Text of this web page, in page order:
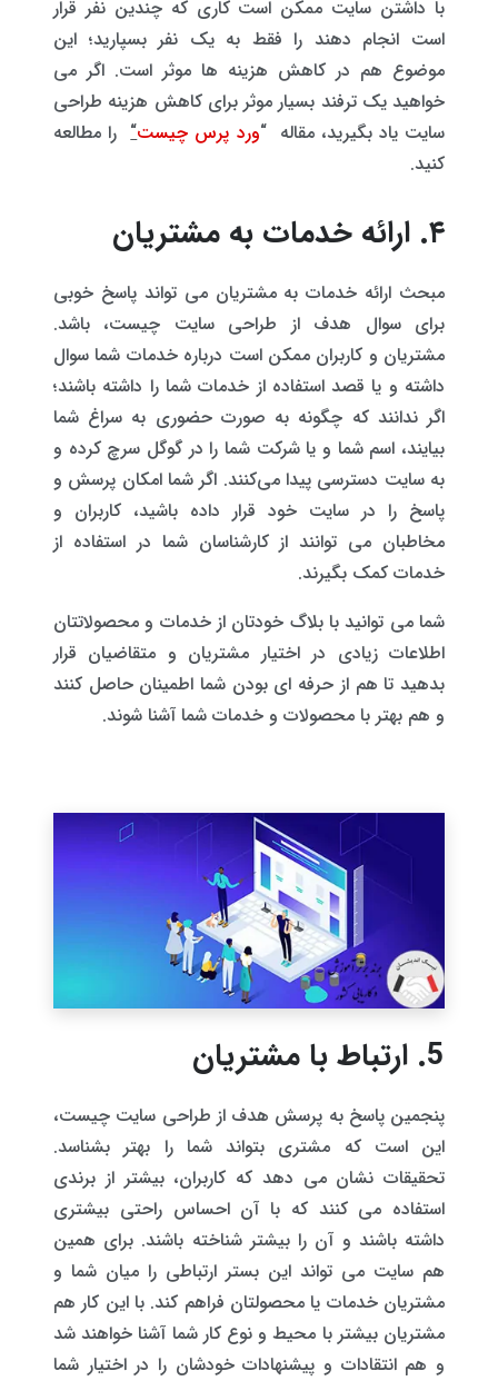
با داشتن سایت ممکن است کاری که چندین نفر قرار
است انجام دهند را فقط به یک نفر بسپارید؛ این
موضوع هم در کاهش هزینه ها موثر است. اگر می
خواهید یک ترفند بسیار موثر برای کاهش هزینه طراحی
سایت یاد بگیرید، مقاله “ورد پرس چیست“را مطالعه
کنید.
۴. ارائه خدمات به مشتریان
مبحث ارائه خدمات به مشتریان می تواند پاسخ خوبی
برای سوال هدف از طراحی سایت چیست، باشد.
مشتریان و کاربران ممکن است درباره خدمات شما سوال
داشته و یا قصد استفاده از خدمات شما را داشته باشند؛
اگر ندانند که چگونه به صورت حضوری به سراغ شما
بیایند، اسم شما و یا شرکت شما را در گوگل سرچ کرده و
به سایت دسترسی پیدا می‌کنند. اگر شما امکان پرسش و
پاسخ را در سایت خود قرار داده باشید، کاربران و
مخاطبان می توانند از کارشناسان شما در استفاده از
خدمات کمک بگیرند.
شما می توانید با بلاگ خودتان از خدمات و محصولاتتان
اطلاعات زیادی در اختیار مشتریان و متقاضیان قرار
بدهید تا هم از حرفه ای بودن شما اطمینان حاصل کنند
و هم بهتر با محصولات و خدمات شما آشنا شوند.
5. ارتباط با مشتریان
پنجمین پاسخ به پرسش هدف از طراحی سایت چیست،
این است که مشتری بتواند شما را بهتر بشناسد.
تحقیقات نشان می دهد که کاربران، بیشتر از برندی
استفاده می کنند که با آن احساس راحتی بیشتری
داشته باشند و آن را بیشتر شناخته باشند. برای همین
هم سایت می تواند این بستر ارتباطی را میان شما و
مشتریان خدمات یا محصولتان فراهم کند. با این کار هم
مشتریان بیشتر با محیط و نوع کار شما آشنا خواهند شد
و هم انتقادات و پیشنهادات خودشان را در اختیار شما